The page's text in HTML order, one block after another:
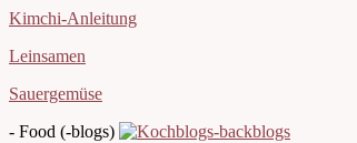
Kimchi-Anleitung
Leinsamen
Sauergemüse
- Food (-blogs)